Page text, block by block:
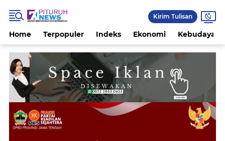
Kirim Tulisan
Home Terpopuler Indeks Ekonomi Kebudayaan